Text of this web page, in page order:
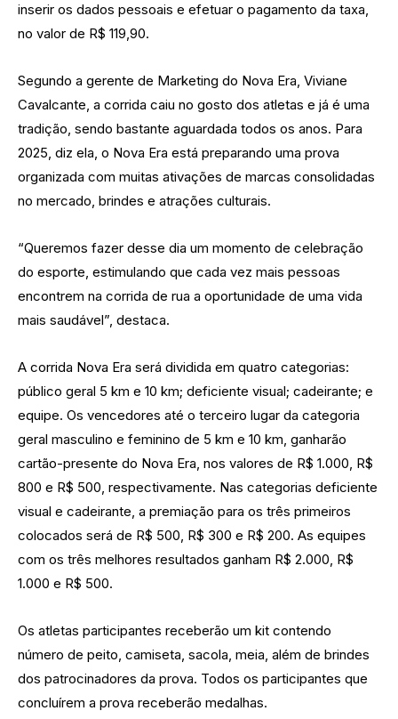
inserir os dados pessoais e efetuar o pagamento da taxa,
no valor de R$ 119,90.
Segundo a gerente de Marketing do Nova Era, Viviane
Cavalcante, a corrida caiu no gosto dos atletas e já é uma
tradição, sendo bastante aguardada todos os anos. Para
2025, diz ela, o Nova Era está preparando uma prova
organizada com muitas ativações de marcas consolidadas
no mercado, brindes e atrações culturais.
“Queremos fazer desse dia um momento de celebração
do esporte, estimulando que cada vez mais pessoas
encontrem na corrida de rua a oportunidade de uma vida
mais saudável”, destaca.
A corrida Nova Era será dividida em quatro categorias:
público geral 5 km e 10 km; deficiente visual; cadeirante; e
equipe. Os vencedores até o terceiro lugar da categoria
geral masculino e feminino de 5 km e 10 km, ganharão
cartão-presente do Nova Era, nos valores de R$ 1.000, R$
800 e R$ 500, respectivamente. Nas categorias deficiente
visual e cadeirante, a premiação para os três primeiros
colocados será de R$ 500, R$ 300 e R$ 200. As equipes
com os três melhores resultados ganham R$ 2.000, R$
1.000 e R$ 500.
Os atletas participantes receberão um kit contendo
número de peito, camiseta, sacola, meia, além de brindes
dos patrocinadores da prova. Todos os participantes que
concluírem a prova receberão medalhas.